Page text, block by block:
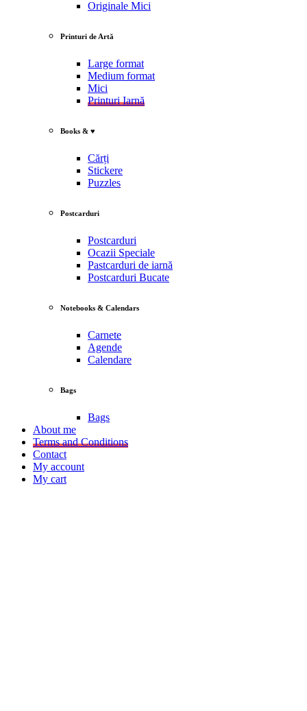
Originale Mici
Printuri de Artă
Large format
Medium format
Mici
Printuri Iarnă
Books & ♥
Cărți
Stickere
Puzzles
Postcarduri
Postcarduri
Ocazii Speciale
Pastcarduri de iarnă
Postcarduri Bucate
Notebooks & Calendars
Carnete
Agende
Calendare
Bags
Bags
About me
Terms and Conditions
Contact
My account
My cart